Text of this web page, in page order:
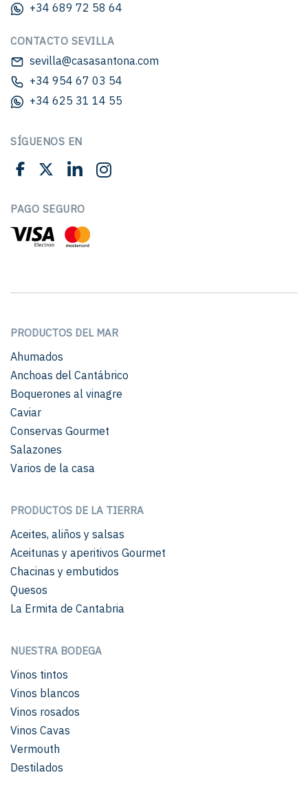
+34 689 72 58 64
CONTACTO SEVILLA
sevilla@casasantona.com
+34 954 67 03 54
+34 625 31 14 55
SÍGUENOS EN
PAGO SEGURO
PRODUCTOS DEL MAR
Ahumados
Anchoas del Cantábrico
Boquerones al vinagre
Caviar
Conservas Gourmet
Salazones
Varios de la casa
PRODUCTOS DE LA TIERRA
Aceites, aliños y salsas
Aceitunas y aperitivos Gourmet
Chacinas y embutidos
Quesos
La Ermita de Cantabria
NUESTRA BODEGA
Vinos tintos
Vinos blancos
Vinos rosados
Vinos Cavas
Vermouth
Destilados